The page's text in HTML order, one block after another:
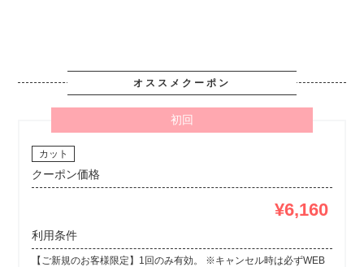
オススメクーポン
初回
カット
クーポン価格
¥6,160
利用条件
【ご新規のお客様限定】1回のみ有効。 ※キャンセル時は必ずWEB